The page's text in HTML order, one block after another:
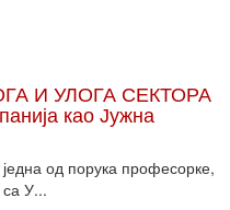
И УЛОГА СЕКТОРА
као Јужна
једна од порука професорке,
са У...